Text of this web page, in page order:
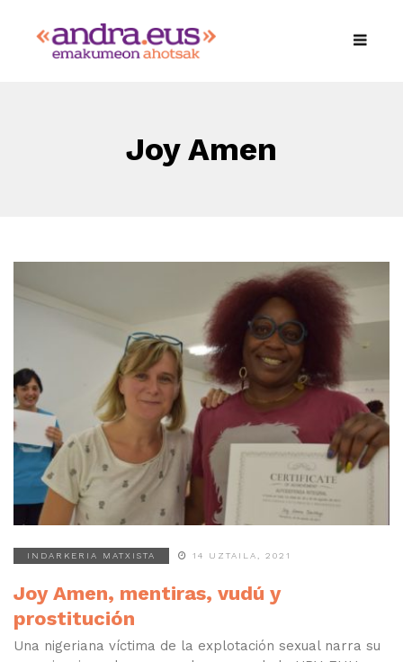
Joy Amen
INDARKERIA MATXISTA 14 UZTAILA, 2021
Joy Amen, mentiras, vudú y
prostitución
Una nigeriana víctima de la explotación sexual narra su